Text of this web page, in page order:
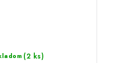
(2 ks)